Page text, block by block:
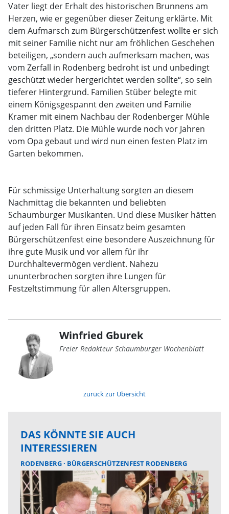
Vater liegt der Erhalt des historischen Brunnens am
Herzen, wie er gegenüber dieser Zeitung erklärte. Mit
dem Aufmarsch zum Bürgerschützenfest wollte er sich
mit seiner Familie nicht nur am fröhlichen Geschehen
beteiligen, „sondern auch aufmerksam machen, was
vom Zerfall in Rodenberg bedroht ist und unbedingt
geschützt wieder hergerichtet werden sollte“, so sein
tieferer Hintergrund. Familien Stüber belegte mit
einem Königsgespannt den zweiten und Familie
Kramer mit einem Nachbau der Rodenberger Mühle
den dritten Platz. Die Mühle wurde noch vor Jahren
vom Opa gebaut und wird nun einen festen Platz im
Garten bekommen.
Für schmissige Unterhaltung sorgten an diesem
Nachmittag die bekannten und beliebten
Schaumburger Musikanten. Und diese Musiker hätten
auf jeden Fall für ihren Einsatz beim gesamten
Bürgerschützenfest eine besondere Auszeichnung für
ihre gute Musik und vor allem für ihr
Durchhaltevermögen verdient. Nahezu
ununterbrochen sorgten ihre Lungen für
Festzeltstimmung für allen Altersgruppen.
Winfried Gburek
Freier Redakteur Schaumburger Wochenblatt
zurück zur Übersicht
DAS KÖNNTE SIE AUCH
INTERESSIEREN
RODENBERG BÜRGERSCHÜTZENFEST RODENBERG